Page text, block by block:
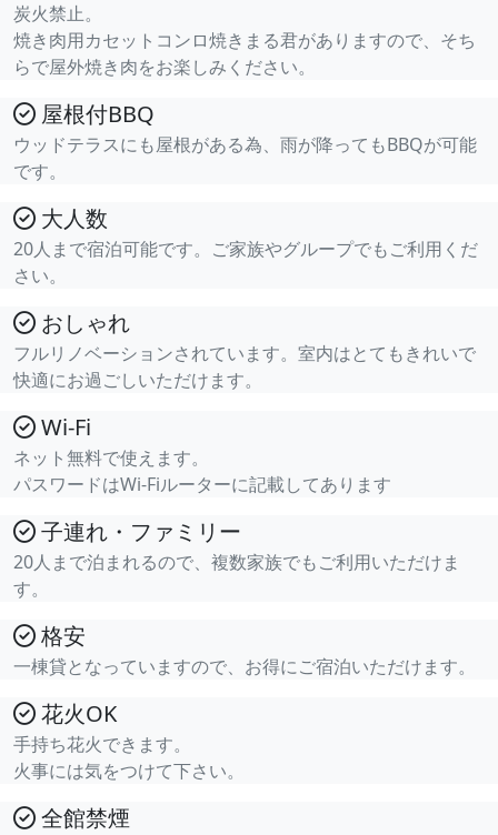
炭火禁止。
焼き肉用カセットコンロ焼きまる君がありますので、そち
らで屋外焼き肉をお楽しみください。
屋根付BBQ
ウッドテラスにも屋根がある為、雨が降ってもBBQが可能
です。
大人数
20人まで宿泊可能です。ご家族やグループでもご利用くだ
さい。
おしゃれ
フルリノベーションされています。室内はとてもきれいで
快適にお過ごしいただけます。
Wi-Fi
ネット無料で使えます。
パスワードはWi-Fiルーターに記載してあります
子連れ・ファミリー
20人まで泊まれるので、複数家族でもご利用いただけま
す。
格安
一棟貸となっていますので、お得にご宿泊いただけます。
花火OK
手持ち花火できます。
火事には気をつけて下さい。
全館禁煙